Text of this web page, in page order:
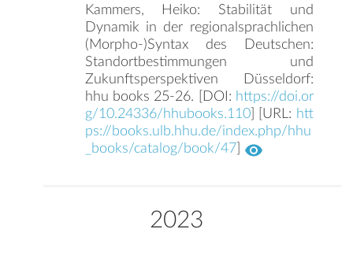
Kammers, Heiko: Stabilität und
Dynamik in der regionalsprachlichen
(Morpho-)Syntax des Deutschen:
Standortbestimmungen und
Zukunftsperspektiven Düsseldorf:
hhu books 25-26. [DOI: https://doi.or
g/10.24336/hhubooks.110] [URL: htt
ps://books.ulb.hhu.de/index.php/hhu
_books/catalog/book/47]
2023